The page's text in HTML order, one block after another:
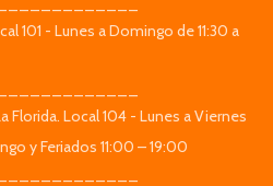
101 - Lunes a Domingo de 11:30 a
Florida. Local 104 - Lunes a Viernes
y Feriados 11:00 – 19:00